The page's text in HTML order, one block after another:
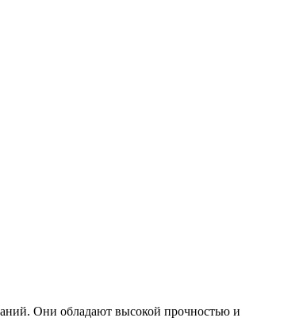
Они обладают высокой прочностью и